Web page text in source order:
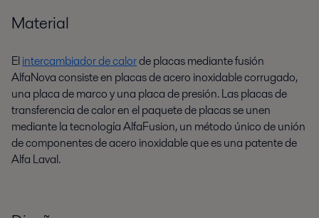
Material
Elintercambiador de calorde placas mediante fusión
AlfaNova consiste en placas de acero inoxidable corrugado,
una placa de marco y una placa de presión. Las placas de
transferencia de calor en el paquete de placas se unen
mediante la tecnología AlfaFusion, un método único de unión
de componentes de acero inoxidable que es una patente de
Alfa Laval.